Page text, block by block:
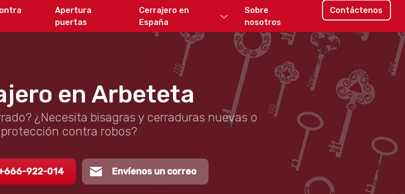
Apertura
puertas
Cerrajero en
España
Sobre
nosotros
Contáctenos
en Arbeteta
¿Necesita bisagras y cerraduras nuevas o
protección contra robos?
922-014 Envíenos un correo